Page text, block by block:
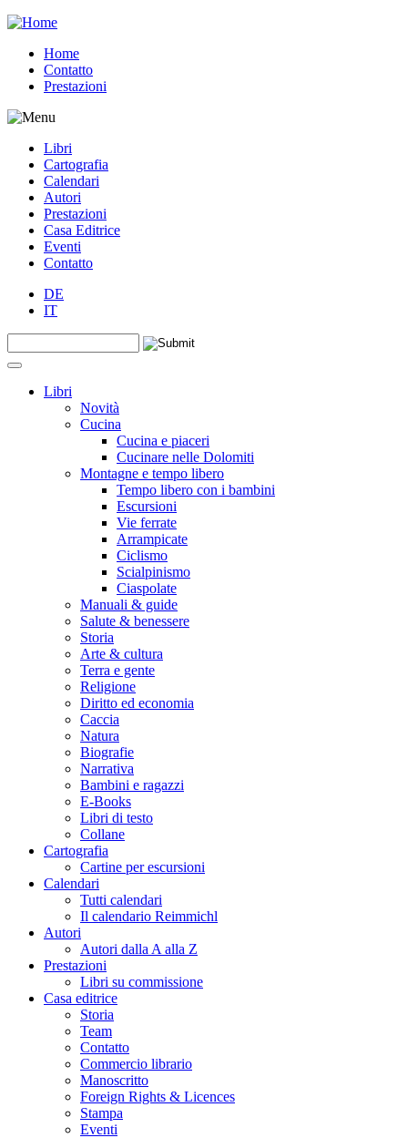
Jump to navigation
Home
Contatto
Prestazioni
Libri
Cartografia
Calendari
Autori
Prestazioni
Casa Editrice
Eventi
Contatto
DE
IT
Form di ricerca
Libri
Novità
Cucina
Cucina e piaceri
Cucinare nelle Dolomiti
Montagne e tempo libero
Tempo libero con i bambini
Escursioni
Vie ferrate
Arrampicate
Ciclismo
Scialpinismo
Ciaspolate
Manuali & guide
Salute & benessere
Storia
Arte & cultura
Terra e gente
Religione
Diritto ed economia
Caccia
Natura
Biografie
Narrativa
Bambini e ragazzi
E-Books
Libri di testo
Collane
Cartografia
Cartine per escursioni
Calendari
Tutti calendari
Il calendario Reimmichl
Autori
Autori dalla A alla Z
Prestazioni
Libri su commissione
Casa editrice
Storia
Team
Contatto
Commercio librario
Manoscritto
Foreign Rights & Licences
Stampa
Eventi